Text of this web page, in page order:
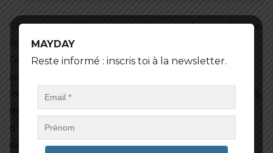
Comme nous l’avons vu, en fonction du pas d’hélice,
le bateau aura tendance à partir d’un côté ou de
l’autre. L’intérêt est d’utiliser ce côté pour vous
aider lors de vos manoeuvres au moteur.
Imaginons que le pas d’hélice de votre bateau est à
droite et que vous souhaitez vous garer le long
d’un quai. Si on décompose la manœuvre, il faut
savoir que la dernière étape sera de mettre une
MAYDAY
Reste informé : inscris toi à la newsletter.